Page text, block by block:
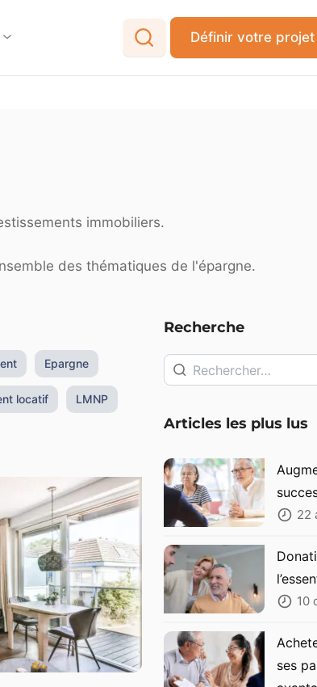
Définir votre projet
immobiliers.
des thématiques de l'épargne.
Epargne
locatif LMNP
Recherche
Articles les plus lus
22
10
ses